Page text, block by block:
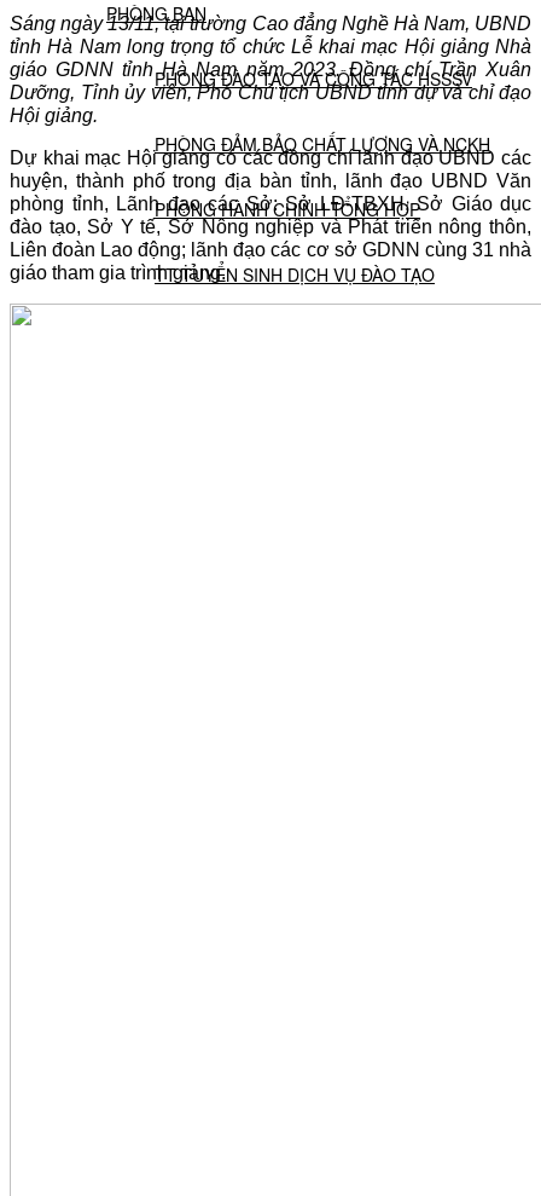
PHÒNG BAN
PHÒNG ĐÀO TẠO VÀ CÔNG TÁC HSSSV
PHÒNG ĐẢM BẢO CHẤT LƯỢNG VÀ NCKH
PHÒNG HÀNH CHÍNH TỔNG HỢP
TT TUYỂN SINH DỊCH VỤ ĐÀO TẠO
Sáng ngày 13/11, tại trường Cao đẳng Nghề Hà Nam, UBND
tỉnh Hà Nam long trọng tổ chức Lễ khai mạc Hội giảng Nhà
giáo GDNN tỉnh Hà Nam năm 2023. Đồng chí Trần Xuân
Dưỡng, Tỉnh ủy viên, Phó Chủ tịch UBND tỉnh dự và chỉ đạo
Hội giảng.
Dự khai mạc Hội giảng có các đồng chí lãnh đạo UBND các
huyện, thành phố trong địa bàn tỉnh, lãnh đạo UBND Văn
phòng tỉnh, Lãnh đạo các Sở: Sở LĐ-TBXH, Sở Giáo dục
đào tạo, Sở Y tế, Sở Nông nghiệp và Phát triển nông thôn,
Liên đoàn Lao động; lãnh đạo các cơ sở GDNN cùng 31 nhà
giáo tham gia trình giảng.